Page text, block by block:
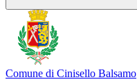
Comune di Cinisello Balsamo